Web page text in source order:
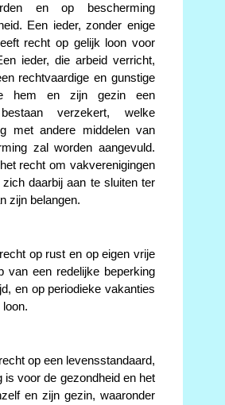
en op bescherming
Een ieder, zonder enige
recht op gelijk loon voor
ieder, die arbeid verricht,
rechtvaardige en gunstige
hem en zijn gezin een
verzekert, welke
met andere middelen van
zal worden aangevuld.
recht om vakverenigingen
daarbij aan te sluiten ter
zijn belangen.
op rust en op eigen vrije
van een redelijke beperking
en op periodieke vakanties
op een levensstandaard,
is voor de gezondheid en het
en zijn gezin, waaronder